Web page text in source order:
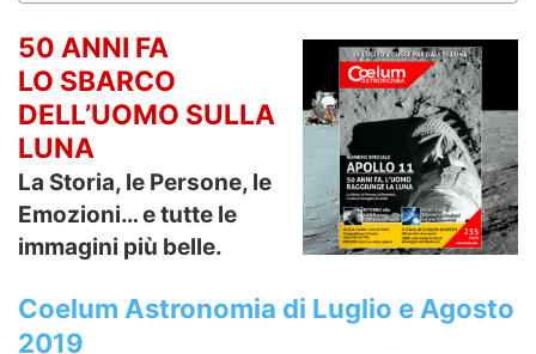
50 ANNI FA
LO SBARCO
DELL’UOMO SULLA
LUNA
La Storia, le Persone, le
Emozioni… e tutte le
immagini più belle.
Coelum Astronomia di Luglio e Agosto
2019